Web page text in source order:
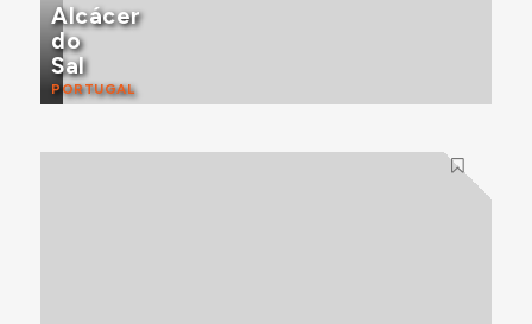
Alcácer
do
Sal
PORTUGAL